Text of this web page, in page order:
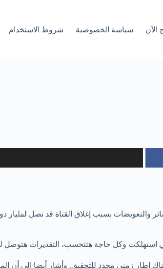
الآن سياسة الخصوصية شروط الاستخدام
بسبب إغلاق القناة قد تصل لمليار
استهلكت وكل حاجة هتتحسب، التقديرات هتوصل
زمني محدد للتحقيق. وأشار أيضا إلى أن